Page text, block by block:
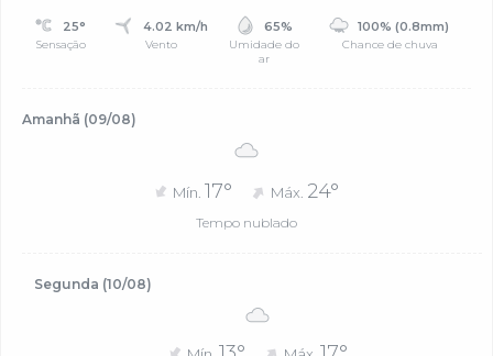
25°
Sensação
4.02 km/h
Vento
65%
Umidade do
ar
100% (0.8mm)
Chance de chuva
Amanhã (09/08)
Mín. 17° Máx. 24°
Tempo nublado
Segunda (10/08)